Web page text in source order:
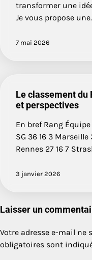
transformer une
Je vous propose
7 mai 2026
Le classement du
et perspectives
En bref Rang
SG 36 16 3 Marseille
Rennes 27 16 7
3 janvier 2026
Laisser un
Votre adresse e-mail ne
obligatoires sont